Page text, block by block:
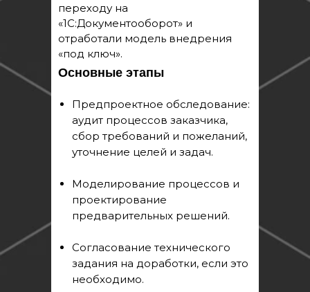
переходу на
«1С:Документооборот» и
отработали модель внедрения
«под ключ».
Основные этапы
Предпроектное обследование:
аудит процессов заказчика,
сбор требований и пожеланий,
уточнение целей и задач.
Моделирование процессов и
проектирование
предварительных решений.
Согласование технического
задания на доработки, если это
необходимо.